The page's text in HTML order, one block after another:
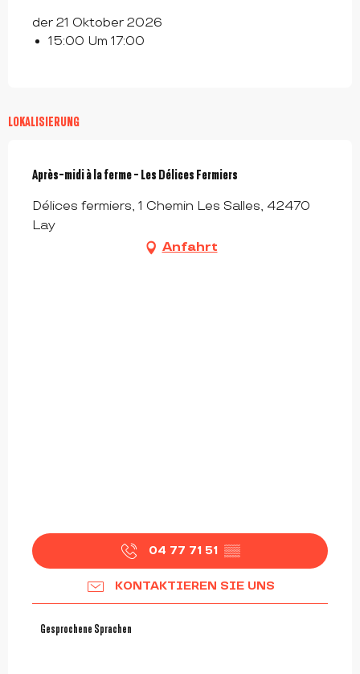
der 21 Oktober 2026
15:00 Um 17:00
LOKALISIERUNG
Après-midi à la ferme - Les Délices Fermiers
Délices fermiers, 1 Chemin Les Salles, 42470
Lay
Anfahrt
04 77 71 51 ▒▒
KONTAKTIEREN SIE UNS
Gesprochene Sprachen
Gesprochene Sprachen